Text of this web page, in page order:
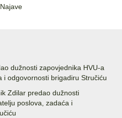
Najave
dužnosti zapovjednika HVU-a
i odgovornosti brigadiru Stručiću
Zdilar predao dužnosti
poslova, zadaća i